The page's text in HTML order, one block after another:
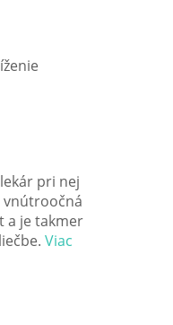
pri nej
vnútroočná
a je takmer
Viac